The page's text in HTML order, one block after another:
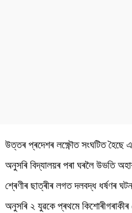
উত্তৰ প্ৰদেশৰ লক্ষ্ণৌত সংঘটিত হৈছে
অনুসৰি বিদ্যালয়ৰ পৰা ঘৰলৈ উভতি
শ্ৰেণীৰ ছাত্ৰীৰ লগত দলবদ্ধ ধৰ্ষণৰ
অনুসৰি ২ যুৱকে প্ৰথমে